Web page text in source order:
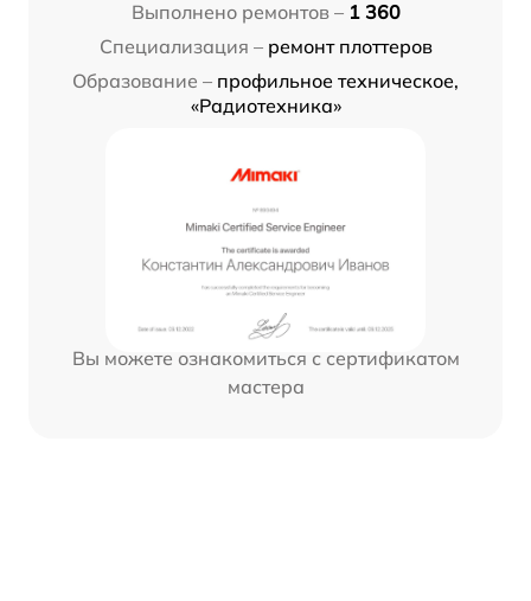
Выполнено ремонтов – 1 360
Специализация – ремонт плоттеров
Образование – профильное техническое,
«Радиотехника»
Вы можете ознакомиться с сертификатом
мастера